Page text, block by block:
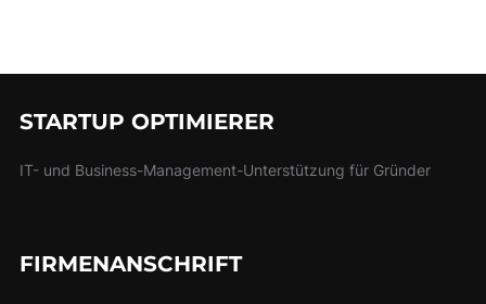
STARTUP OPTIMIERER
IT- und Business-Management-Unterstützung für Gründer
FIRMENANSCHRIFT